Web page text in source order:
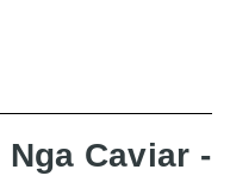
Caviar -